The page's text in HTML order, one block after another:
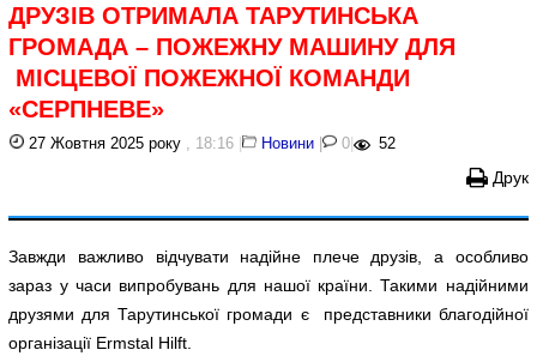
ДРУЗІВ ОТРИМАЛА ТАРУТИНСЬКА
ГРОМАДА – ПОЖЕЖНУ МАШИНУ ДЛЯ
МІСЦЕВОЇ ПОЖЕЖНОЇ КОМАНДИ
«СЕРПНЕВЕ»
27 Жовтня 2025 року , 18:16 | Новини | 0 | 52
Друк
Завжди важливо відчувати надійне плече друзів, а особливо
зараз у часи випробувань для нашої країни. Такими надійними
друзями для Тарутинської громади є представники благодійної
організації Ermstal Hilft.